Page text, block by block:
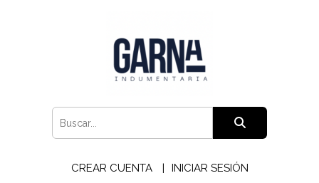
CREAR CUENTA INICIAR SESIÓN